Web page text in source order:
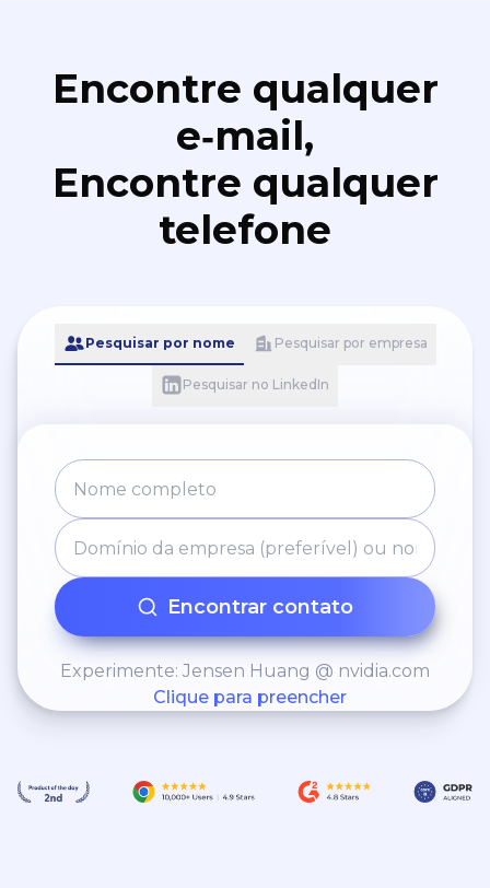
Encontre qualquer
e‑mail,
Encontre qualquer
telefone
Pesquisar por nome Pesquisar por empresa
Pesquisar no LinkedIn
Encontrar contato
Experimente: Jensen Huang @ nvidia.com
Clique para preencher